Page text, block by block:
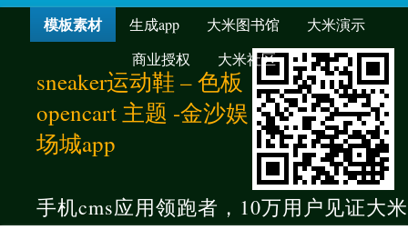
模板素材 生成app 大米图书馆
大米演示
商业授权
大米社区
sneaker运动鞋 – 色板
opencart 主题 -金沙娱
场城app
手机cms应用领跑者，10万用户见证大